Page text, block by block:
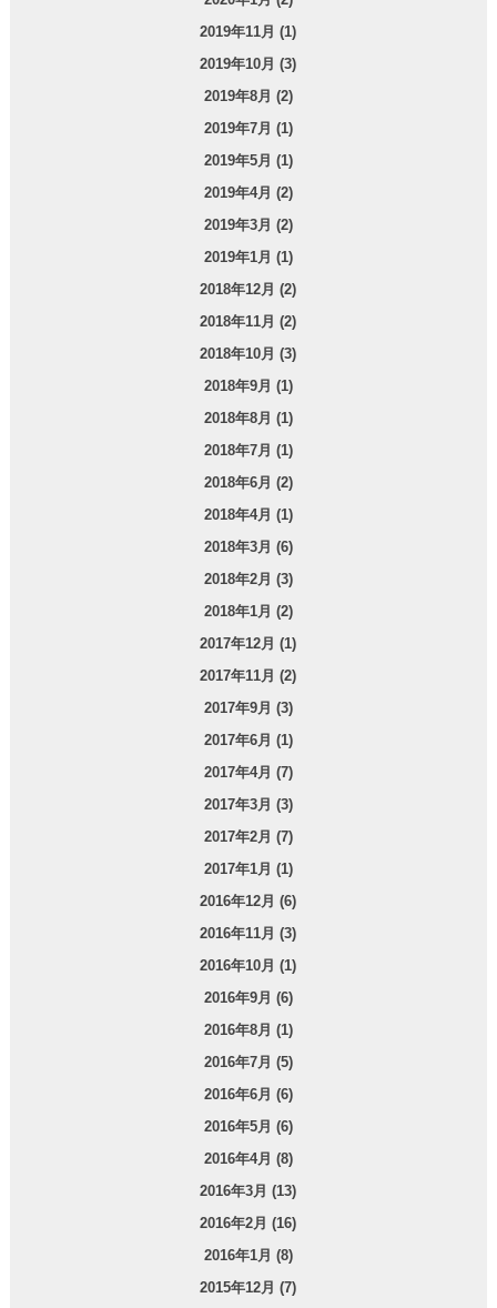
2019年11月 (1)
2019年10月 (3)
2019年8月 (2)
2019年7月 (1)
2019年5月 (1)
2019年4月 (2)
2019年3月 (2)
2019年1月 (1)
2018年12月 (2)
2018年11月 (2)
2018年10月 (3)
2018年9月 (1)
2018年8月 (1)
2018年7月 (1)
2018年6月 (2)
2018年4月 (1)
2018年3月 (6)
2018年2月 (3)
2018年1月 (2)
2017年12月 (1)
2017年11月 (2)
2017年9月 (3)
2017年6月 (1)
2017年4月 (7)
2017年3月 (3)
2017年2月 (7)
2017年1月 (1)
2016年12月 (6)
2016年11月 (3)
2016年10月 (1)
2016年9月 (6)
2016年8月 (1)
2016年7月 (5)
2016年6月 (6)
2016年5月 (6)
2016年4月 (8)
2016年3月 (13)
2016年2月 (16)
2016年1月 (8)
2015年12月 (7)